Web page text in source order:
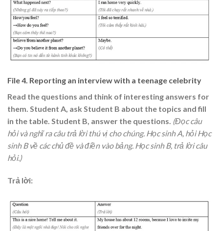
File 4. Reporting an interview with a teenage celebrity
Read the questions and think of interesting answers for
them. Student A, ask Student B about the topics and fill
in the table. Student B, answer the questions. (Đọc câu
hỏi và nghĩ ra câu trả lời thú vị cho chúng. Học sinh A, hỏi Học
sinh B về các chủ đề và điền vào bảng. Học sinh B, trả lời câu
hỏi.)
Trả lời: